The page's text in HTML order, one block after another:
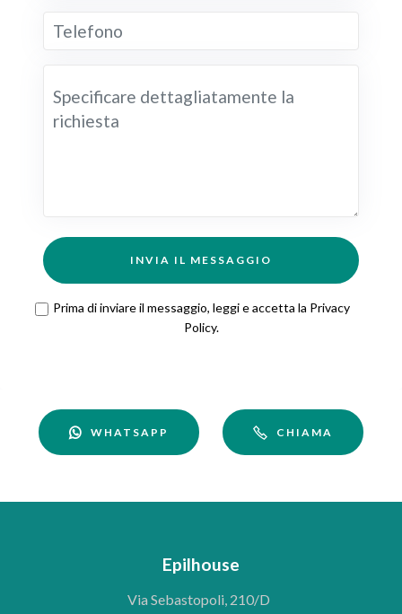
INVIA IL MESSAGGIO
Prima di inviare il messaggio, leggi e accetta la Privacy
Policy.
WHATSAPP CHIAMA
Epilhouse
Via Sebastopoli, 210/D